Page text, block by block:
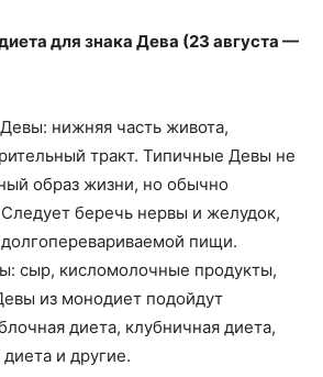
для знака Дева (23 августа —
нижняя часть живота,
тракт. Типичные Девы не
образ жизни, но обычно
Следует беречь нервы и желудок,
пищи.
сыр, кисломолочные продукты,
из монодиет подойдут
диета, клубничная диета,
и другие.